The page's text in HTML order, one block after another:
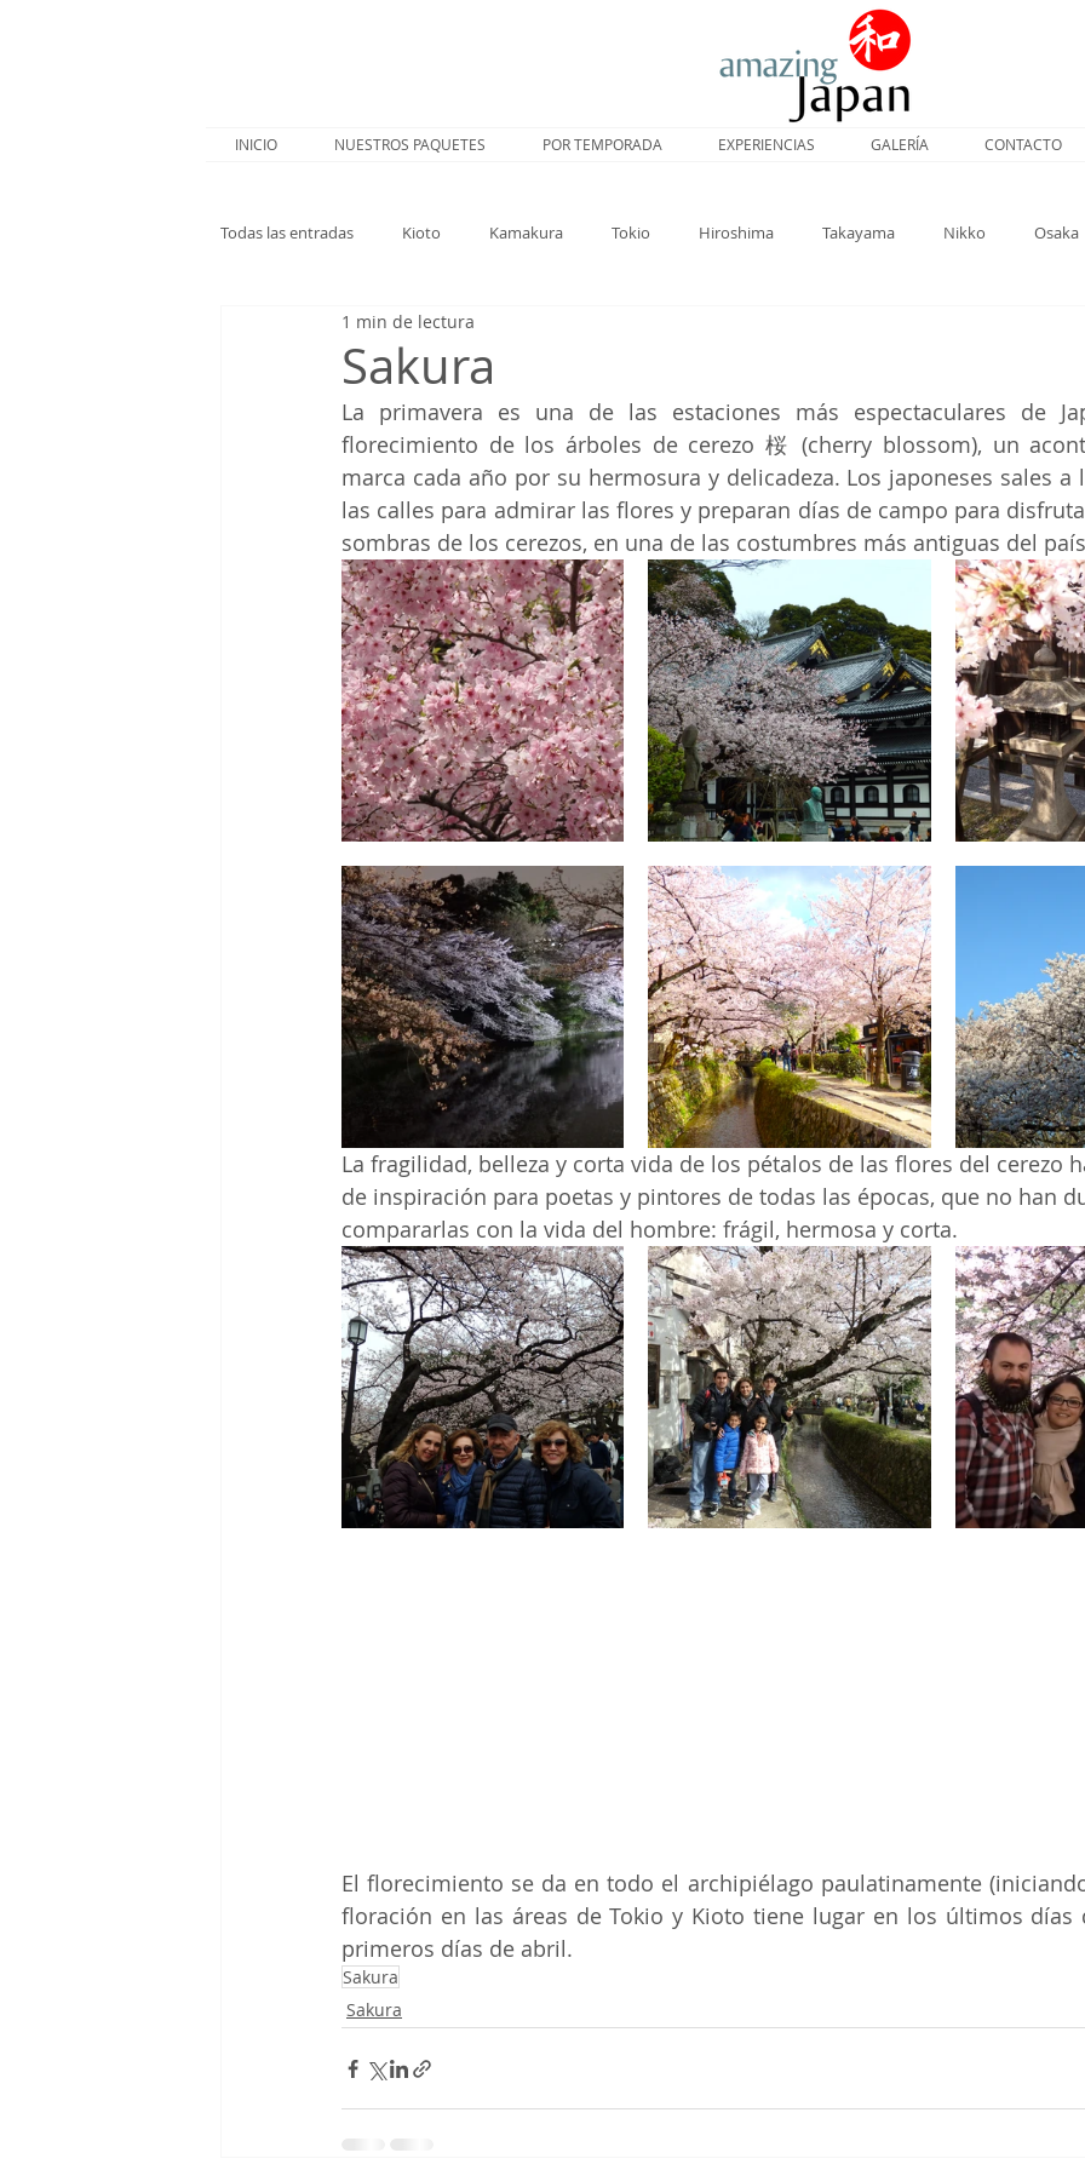
INICIO NUESTROS PAQUETES POR TEMPORADA EXPERIENCIAS GALERÍA CONTACTO
Todas las entradas Kioto Kamakura Tokio Hiroshima Takayama Nikko Osaka
Trenes Hakone
Sakura
1 min de lectura
La primavera es una de las estaciones más espectaculares de
florecimiento de los árboles de cerezo 桜 (cherry blossom), un
marca cada año por su hermosura y delicadeza. Los japoneses sales a
las calles para admirar las flores y preparan días de campo para
sombras de los cerezos, en una de las costumbres más antiguas del
La fragilidad, belleza y corta vida de los pétalos de las flores del cerezo
de inspiración para poetas y pintores de todas las épocas, que no han
compararlas con la vida del hombre: frágil, hermosa y corta.
El florecimiento se da en todo el archipiélago paulatinamente
floración en las áreas de Tokio y Kioto tiene lugar en los últimos días
primeros días de abril.
Sakura
Sakura